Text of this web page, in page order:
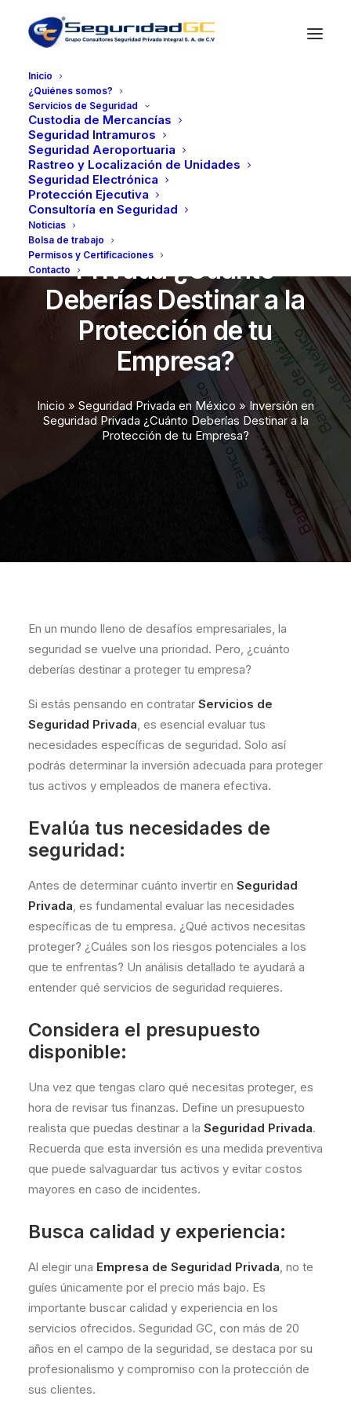
Inicio
¿Quiénes somos?
Servicios de Seguridad
Custodia de Mercancías
Seguridad Intramuros
Seguridad Aeroportuaria
Rastreo y Localización de Unidades
Seguridad Electrónica
Protección Ejecutiva
Consultoría en Seguridad
Noticias
Bolsa de trabajo
Permisos y Certificaciones
Contacto
febrero 21, 2025
Inversión en Seguridad
Privada ¿Cuánto
Deberías Destinar a la
Protección de tu
Empresa?
Inicio » Seguridad Privada en México » Inversión en
Seguridad Privada ¿Cuánto Deberías Destinar a la
Protección de tu Empresa?
En un mundo lleno de desafíos empresariales, la
seguridad se vuelve una prioridad. Pero, ¿cuánto
deberías destinar a proteger tu empresa?
Si estás pensando en contratar Servicios de
Seguridad Privada, es esencial evaluar tus
necesidades específicas de seguridad. Solo así
podrás determinar la inversión adecuada para proteger
tus activos y empleados de manera efectiva.
Evalúa tus necesidades de
seguridad:
Antes de determinar cuánto invertir en Seguridad
Privada, es fundamental evaluar las necesidades
específicas de tu empresa. ¿Qué activos necesitas
proteger? ¿Cuáles son los riesgos potenciales a los
que te enfrentas? Un análisis detallado te ayudará a
entender qué servicios de seguridad requieres.
Considera el presupuesto
disponible:
Una vez que tengas claro qué necesitas proteger, es
hora de revisar tus finanzas. Define un presupuesto
realista que puedas destinar a la Seguridad Privada.
Recuerda que esta inversión es una medida preventiva
que puede salvaguardar tus activos y evitar costos
mayores en caso de incidentes.
Busca calidad y experiencia:
Al elegir una Empresa de Seguridad Privada, no te
guíes únicamente por el precio más bajo. Es
importante buscar calidad y experiencia en los
servicios ofrecidos. Seguridad GC, con más de 20
años en el campo de la seguridad, se destaca por su
profesionalismo y compromiso con la protección de
sus clientes.